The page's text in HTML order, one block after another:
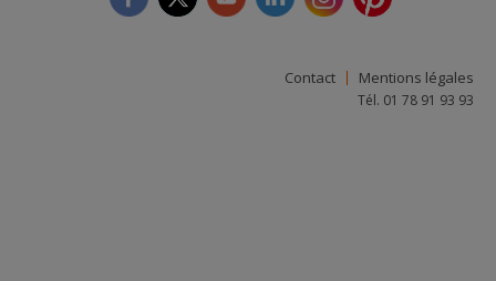
Contact Mentions légales
Tél. 01 78 91 93 93